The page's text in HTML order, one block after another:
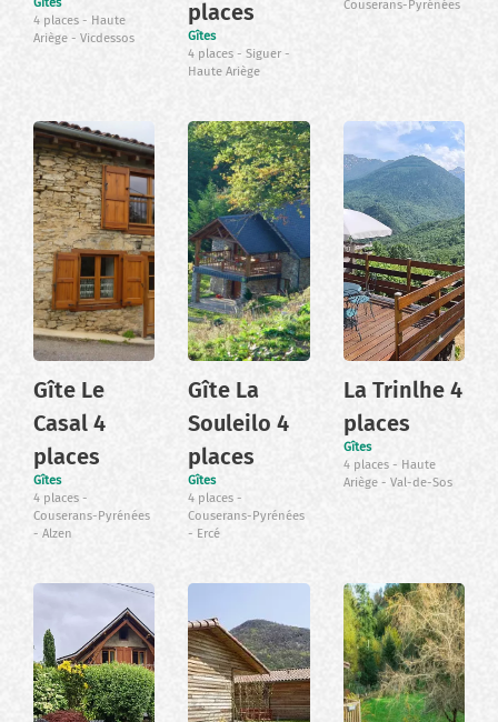
4 places
Haute
Ariège
Vicdessos
places
Gîtes
4 places
Siguer
Haute Ariège
Couserans-Pyrénées
Gîte Le
Casal 4
places
Gîtes
4 places
Couserans-Pyrénées
Alzen
Gîte La
Souleilo 4
places
Gîtes
4 places
Couserans-Pyrénées
Ercé
La Trinlhe 4
places
Gîtes
4 places
Haute
Ariège
Val-de-Sos